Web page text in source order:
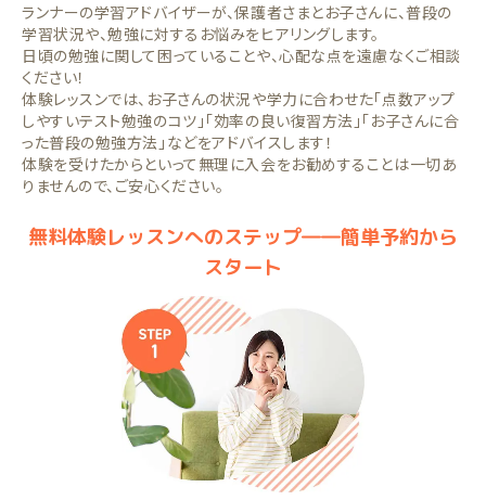
ランナーの学習アドバイザーが、保護者さまとお子さんに、普段の
学習状況や、勉強に対するお悩みをヒアリングします。
日頃の勉強に関して困っていることや、心配な点を遠慮なくご相談
ください！
体験レッスンでは、お子さんの状況や学力に合わせた「点数アップ
しやすいテスト勉強のコツ」「効率の良い復習方法」「お子さんに合
った普段の勉強方法」などをアドバイスします！
体験を受けたからといって無理に入会をお勧めすることは一切あ
りませんので、ご安心ください。
無料体験レッスンへのステップ――簡単予約から
スタート